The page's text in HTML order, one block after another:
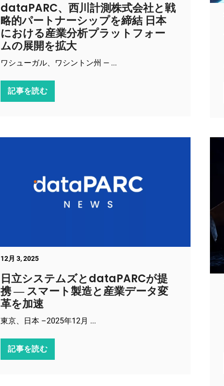
dataPARC、西川計測株式会社と戦
略的パートナーシップを締結 日本
における産業分析プラットフォー
ムの展開を拡大
ワシューガル、ワシントン州 — ...
記事を読む
12月 3, 2025
日立システムズとdataPARCが提
携 ― スマート製造と産業データ変
革を加速
東京、日本 –2025年12月 ...
記事を読む